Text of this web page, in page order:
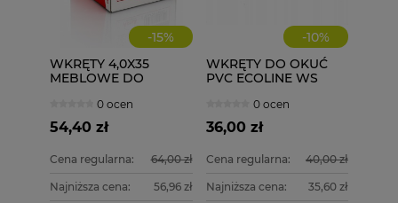
-15%
WKRĘTY 4,0X35
MEBLOWE DO
0 ocen
54,40 zł
Cena regularna: 64,00 zł
Najniższa cena: 56,96 zł
-10%
WKRĘTY DO OKUĆ
PVC ECOLINE WS
0 ocen
36,00 zł
Cena regularna: 40,00 zł
Najniższa cena: 35,60 zł